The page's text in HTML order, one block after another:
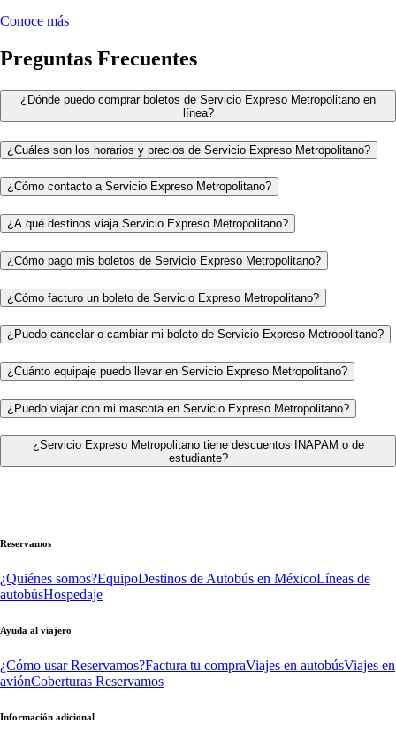
Conoce más
Preguntas Frecuentes
¿Dónde puedo comprar boletos de Servicio Expreso Metropolitano en
línea?
¿Cuáles son los horarios y precios de Servicio Expreso Metropolitano?
¿Cómo contacto a Servicio Expreso Metropolitano?
¿A qué destinos viaja Servicio Expreso Metropolitano?
¿Cómo pago mis boletos de Servicio Expreso Metropolitano?
¿Cómo facturo un boleto de Servicio Expreso Metropolitano?
¿Puedo cancelar o cambiar mi boleto de Servicio Expreso Metropolitano?
¿Cuánto equipaje puedo llevar en Servicio Expreso Metropolitano?
¿Puedo viajar con mi mascota en Servicio Expreso Metropolitano?
¿Servicio Expreso Metropolitano tiene descuentos INAPAM o de
estudiante?
Reservamos
¿Quiénes somos?EquipoDestinos de Autobús en MéxicoLíneas de
autobúsHospedaje
Ayuda al viajero
¿Cómo usar Reservamos?Factura tu compraViajes en autobúsViajes en
aviónCoberturas Reservamos
Información adicional